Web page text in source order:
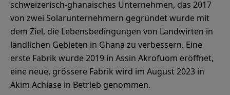
schweizerisch-ghanaisches Unternehmen, das 2017
von zwei Solarunternehmern gegründet wurde mit
dem Ziel, die Lebensbedingungen von Landwirten in
ländlichen Gebieten in Ghana zu verbessern. Eine
erste Fabrik wurde 2019 in Assin Akrofuom eröffnet,
eine neue, grössere Fabrik wird im August 2023 in
Akim Achiase in Betrieb genommen.